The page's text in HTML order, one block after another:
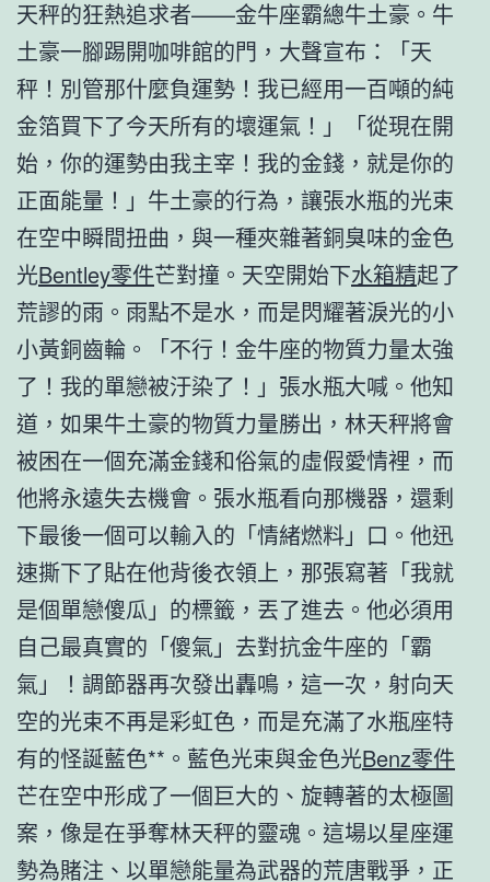
天秤的狂熱追求者——金牛座霸總牛土豪。牛
土豪一腳踢開咖啡館的門，大聲宣布：「天
秤！別管那什麼負運勢！我已經用一百噸的純
金箔買下了今天所有的壞運氣！」「從現在開
始，你的運勢由我主宰！我的金錢，就是你的
正面能量！」牛土豪的行為，讓張水瓶的光束
在空中瞬間扭曲，與一種夾雜著銅臭味的金色
光Bentley零件芒對撞。天空開始下水箱精起了
荒謬的雨。雨點不是水，而是閃耀著淚光的小
小黃銅齒輪。「不行！金牛座的物質力量太強
了！我的單戀被汙染了！」張水瓶大喊。他知
道，如果牛土豪的物質力量勝出，林天秤將會
被困在一個充滿金錢和俗氣的虛假愛情裡，而
他將永遠失去機會。張水瓶看向那機器，還剩
下最後一個可以輸入的「情緒燃料」口。他迅
速撕下了貼在他背後衣領上，那張寫著「我就
是個單戀傻瓜」的標籤，丟了進去。他必須用
自己最真實的「傻氣」去對抗金牛座的「霸
氣」！調節器再次發出轟鳴，這一次，射向天
空的光束不再是彩虹色，而是充滿了水瓶座特
有的怪誕藍色**。藍色光束與金色光Benz零件
芒在空中形成了一個巨大的、旋轉著的太極圖
案，像是在爭奪林天秤的靈魂。這場以星座運
勢為賭注、以單戀能量為武器的荒唐戰爭，正